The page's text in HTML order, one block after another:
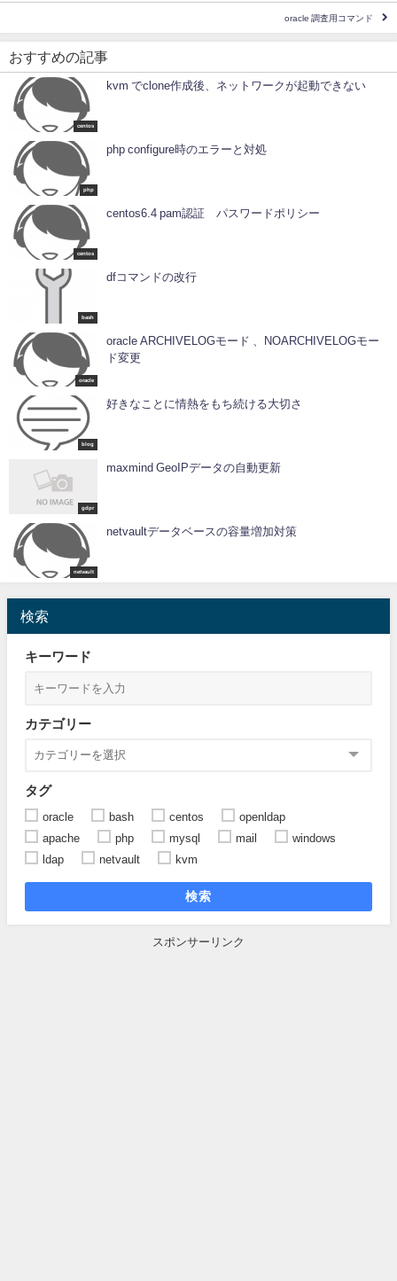
oracle 調査用コマンド
おすすめの記事
centos
kvm でclone作成後、ネットワークが起動できない
php
php configure時のエラーと対処
centos
centos6.4 pam認証 パスワードポリシー
bash
dfコマンドの改行
oracle
oracle ARCHIVELOGモード 、NOARCHIVELOGモー
ド変更
blog
好きなことに情熱をもち続ける大切さ
gdpr
maxmind GeoIPデータの自動更新
netvault
netvaultデータベースの容量増加対策
検索
キーワード
カテゴリー
タグ
oracle bash centos
openldap
apache
php mysql mail
windows
ldap
netvault kvm
検索
スポンサーリンク